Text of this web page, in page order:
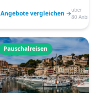
Angebote vergleichen →über
80
Pauschalreisen